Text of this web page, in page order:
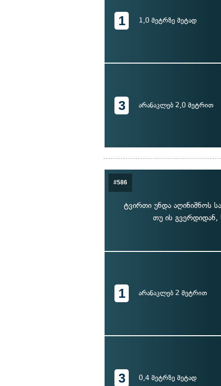
1 1,0 მეტრზე მეტად
3 არანაკლებ 2,0 მეტრით
#586
ტვირთი უნდა აღინიშნოს
თუ ის გვერდიდან,
1 არანაკლებ 2 მეტრით
3 0,4 მეტრზე მეტად